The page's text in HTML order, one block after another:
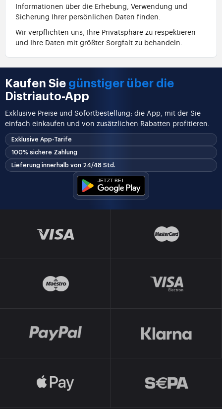
Informationen über die Erhebung, Verwendung und
Sicherung Ihrer persönlichen Daten finden.
Wir verpflichten uns, Ihre Privatsphäre zu respektieren
und Ihre Daten mit größter Sorgfalt zu behandeln.
Kaufen Sie günstiger über die
Distriauto-App
Exklusive Preise und Sofortbestellung: die App, mit der Sie
einfach einkaufen und von zusätzlichen Rabatten profitieren.
Exklusive App-Tarife
100% sichere Zahlung
Lieferung innerhalb von 24/48 Std.